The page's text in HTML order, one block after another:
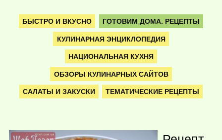
БЫСТРО И ВКУСНО ГОТОВИМ ДОМА. РЕЦЕПТЫ
КУЛИНАРНАЯ ЭНЦИКЛОПЕДИЯ
НАЦИОНАЛЬНАЯ КУХНЯ
ОБЗОРЫ КУЛИНАРНЫХ САЙТОВ
САЛАТЫ И ЗАКУСКИ ТЕМАТИЧЕСКИЕ РЕЦЕПТЫ